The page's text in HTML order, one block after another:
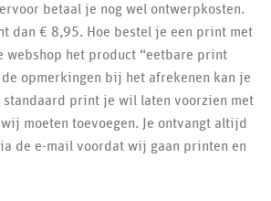
betaal je nog wel ontwerpkosten.
dan € 8,95. Hoe bestel je een print met
webshop het product “eetbare print
de opmerkingen bij het afrekenen kan je
standaard print je wil laten voorzien met
moeten toevoegen. Je ontvangt altijd
de e-mail voordat wij gaan printen en